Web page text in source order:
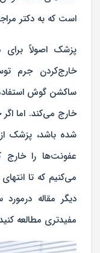
است که به دکتر
پزشک اصولاً برای
خارج‌کردن جرم
ساکشن گوش
خارج می‌کند. اما
‌شده باشد، پزشک
عفونت‌ها را خارج
می‌کنیم که تا
دیگر مقاله
مفیدتری مطالعه